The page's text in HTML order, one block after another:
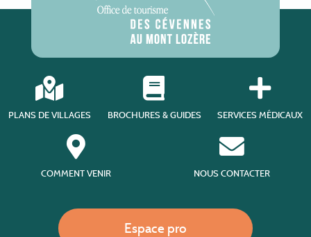
PLANS DE VILLAGES BROCHURES & GUIDES SERVICES MÉDICAUX
COMMENT VENIR NOUS CONTACTER
Espace pro